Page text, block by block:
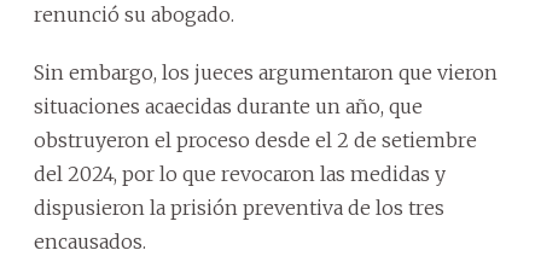
renunció su abogado.
Sin embargo, los jueces argumentaron que vieron
situaciones acaecidas durante un año, que
obstruyeron el proceso desde el 2 de setiembre
del 2024, por lo que revocaron las medidas y
dispusieron la prisión preventiva de los tres
encausados.